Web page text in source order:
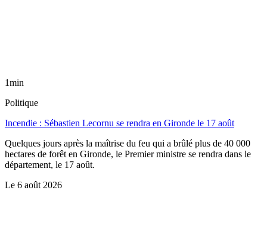
1min
Politique
Incendie : Sébastien Lecornu se rendra en Gironde le 17 août
Quelques jours après la maîtrise du feu qui a brûlé plus de 40 000
hectares de forêt en Gironde, le Premier ministre se rendra dans le
département, le 17 août.
Le 6 août 2026